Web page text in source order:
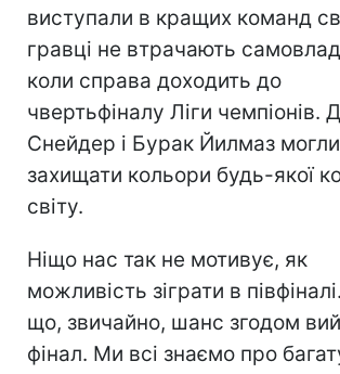
виступали в кращих команд
гравці не втрачають
коли справа доходить до
чвертьфіналу Ліги чемпіонів.
Снейдер і Бурак Йилмаз
захищати кольори будь-якої
світу.
Ніщо нас так не мотивує, як
можливість зіграти в
що, звичайно, шанс згодом
фінал. Ми всі знаємо про